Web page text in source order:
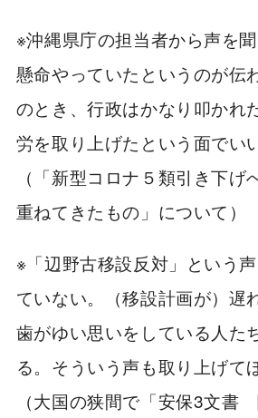
※沖縄県庁の担当者から声を
懸命やっていたというのが伝
のとき、行政はかなり叩かれ
労を取り上げたという面でい
（「新型コロナ５類引き下
重ねてきたもの」について）
※「辺野古移設反対」という
ていない。（移設計画が）遅
歯がゆい思いをしている人た
る。そういう声も取り上げて
（大国の狭間で「安保3文書